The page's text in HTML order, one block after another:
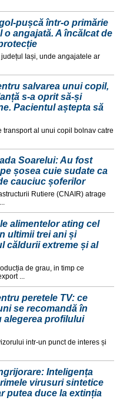
pușcă într-o primărie
o angajată. A încălcat de
Iași, unde angajatele ar
salvarea unui copil,
s-a oprit să-și
Pacientul aștepta să
al unui copil bolnav catre
Soarelui: Au fost
șosea cuie sudate ca
cauciuc șoferilor
Rutiere (CNAIR) atrage
alimentelor ating cel
ultimii trei ani și
căldurii extreme și al
de grau, in timp ce
...
peretele TV: ce
se recomandă în
alegerea profilului
intr-un punct de interes și
Inteligența
virusuri sintetice
putea duce la extinția